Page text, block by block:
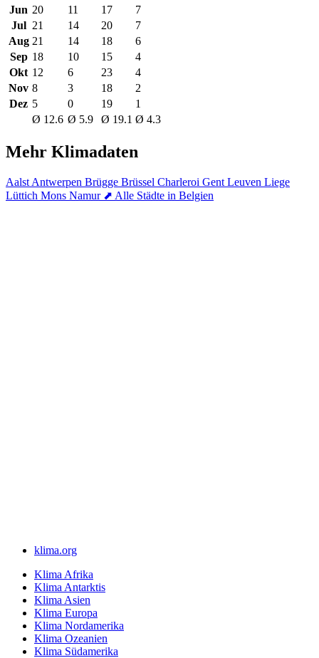
Jun 20 11 17
7
Jul 21 14 20
7
Aug 21 14 18
6
Sep 18 10 15
4
Okt 12 6 23
4
Nov 8 3 18
2
Dez 5 0 19
1
Ø 12.6 Ø 5.9 Ø 19.1 Ø 4.3
Mehr Klimadaten
Aalst Antwerpen Brügge Brüssel Charleroi Gent Leuven Liege
Lüttich Mons Namur ⬈ Alle Städte in Belgien
klima.org
Klima Afrika
Klima Antarktis
Klima Asien
Klima Europa
Klima Nordamerika
Klima Ozeanien
Klima Südamerika